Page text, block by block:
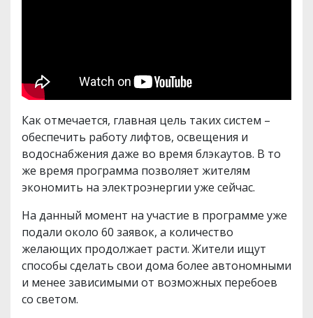
Как отмечается, главная цель таких систем –
обеспечить работу лифтов, освещения и
водоснабжения даже во время блэкаутов. В то
же время программа позволяет жителям
экономить на электроэнергии уже сейчас.
На данный момент на участие в программе уже
подали около 60 заявок, а количество
желающих продолжает расти. Жители ищут
способы сделать свои дома более автономными
и менее зависимыми от возможных перебоев
со светом.